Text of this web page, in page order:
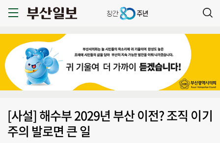
[사설] 해수부 2029년 부산 이전? 조직 이기
주의 발로면 큰 일